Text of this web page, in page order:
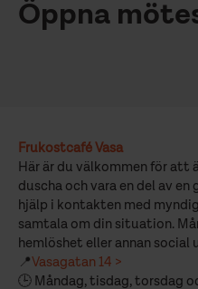
Öppna
Frukostcafé Vasa
Här är du välkommen för
duscha och vara en del av en
hjälp i kontakten med
samtala om din situation.
hemlöshet eller annan
📍 Vasagatan 14 >
🕒 Måndag, tisdag, torsdag